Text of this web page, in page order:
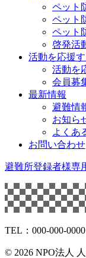
ペット
ペット
ペット
啓発活
活動を応援
活動を
会員募
最新情報
避難情
お知ら
よくあ
お問い合わせ
避難所登録者様専
TEL：000-000-0000
© 2026 NPO法人